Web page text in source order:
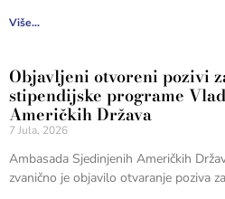
Više...
Objavljeni otvoreni pozivi
stipendijske programe
Američkih Država
7 Jula, 2026
Ambasada Sjedinjenih Američkih
zvanično je objavilo otvaranje poziva